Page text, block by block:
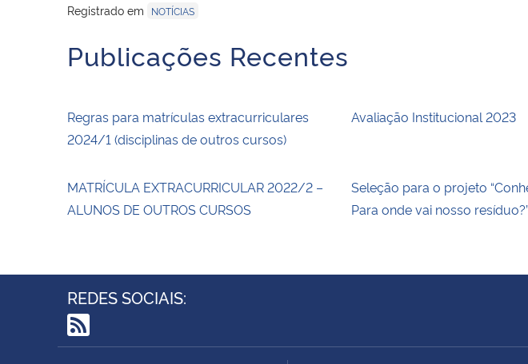
Registrado em
NOTÍCIAS
Publicações Recentes
Regras para matrículas extracurriculares
2024/1 (disciplinas de outros cursos)
Avaliação Institucional 2023
MATRÍCULA EXTRACURRICULAR 2022/2 –
ALUNOS DE OUTROS CURSOS
Seleção para o projeto
Para onde vai nosso resíduo?”
REDES SOCIAIS:
RSS